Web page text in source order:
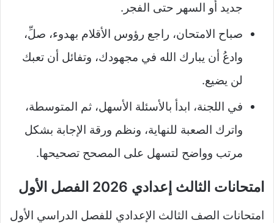
جديد أو السهر حتى الفجر.
صباح الامتحان، راجع رؤوس الأقلام بهدوء، صلِّ،
وادعُ أن يبارك الله في مجهودك، وتفائل أن تعبك
لن يضيع.
في اللجنة، ابدأ بالأسئلة الأسهل، ثم المتوسطة،
واترك الصعبة للنهاية، ونظم ورقة الإجابة بشكل
مرتب وواضح لتسهل على المصحح تصحيحها.
امتحانات الثالث إعدادي 2026 الفصل الأول
امتحانات الصف الثالث الإعدادي للفصل الدراسي الأول